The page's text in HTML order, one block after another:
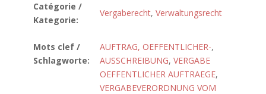
Catégorie /
Kategorie:
Vergaberecht, Verwaltungsrecht
Mots clef /
Schlagworte:
AUFTRAG, OEFFENTLICHER-,
AUSSCHREIBUNG, VERGABE
OEFFENTLICHER AUFTRAEGE,
VERGABEVERORDNUNG VOM